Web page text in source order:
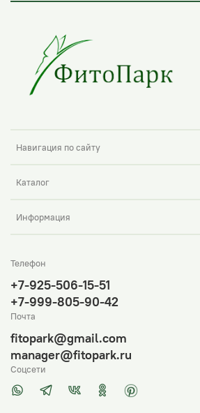
Навигация по сайту
Каталог
Информация
Телефон
+7-925-506-15-51
+7-999-805-90-42
Почта
fitopark@gmail.com
manager@fitopark.ru
Соцсети